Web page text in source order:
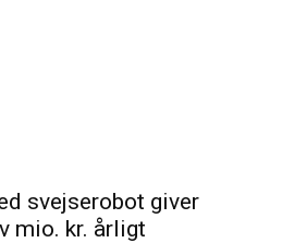
svejserobot giver
mio. kr. årligt